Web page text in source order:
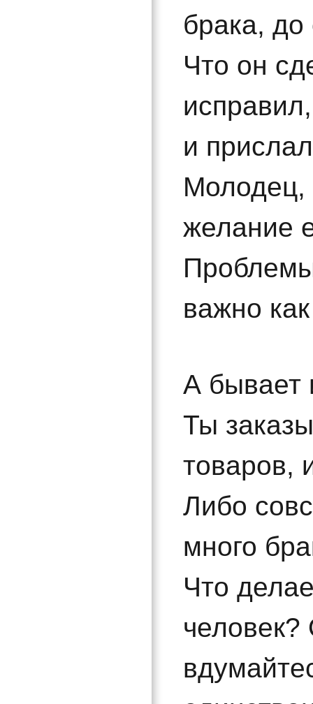
брака, до
Что он
и
Молодец,
желание
важно
А бывает
Ты
товаров,
Либо
много
Что